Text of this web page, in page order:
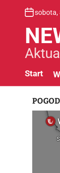
sobota,
Start